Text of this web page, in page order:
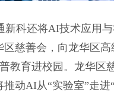
科还将AI技术应用
慈善会，向龙华区
教育进校园。龙华区
动AI从“实验室”走